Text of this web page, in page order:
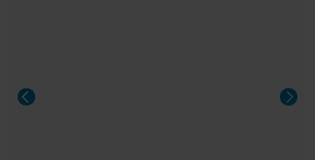
illallisiin.